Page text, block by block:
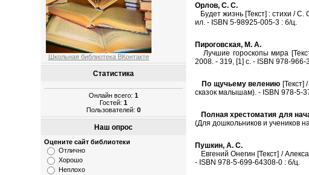
Школьная библиотека ВКонтакте
Статистика
Онлайн всего:1
Гостей:1
Пользователей:0
Наш опрос
Оцените сайт библиотеки
Отлично
Хорошо
Неплохо
Орлов, С. С.
Будет жизнь [Текст] : стихи /
ил. - ISBN 5-98925-005-3 : б/ц.
Пироговская, М. А.
Лучшие гороскопы мира
2008. - 319, [1] с. - ISBN 978-966-
По щучьему велению [Текст]
сказок малышам). - ISBN 978-5-
Полная хрестоматия для
(Для дошкольников и учеников
Пушкин, А. С.
Евгений Онегин [Текст] /
- ISBN 978-5-699-64308-0 : б/ц.